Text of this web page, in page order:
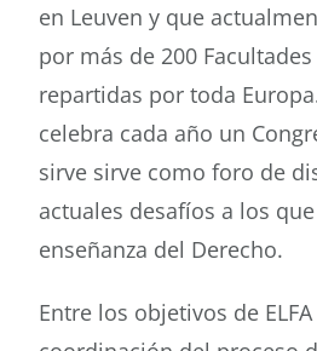
Buscar
en Leuven y que
por más de 200
repartidas por toda
celebra cada año un
sirve sirve como foro de
actuales desafíos a los
enseñanza del Derecho.
Entre los objetivos de